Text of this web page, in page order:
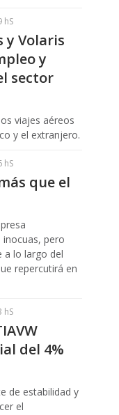
hS
y Volaris
y
sector
viajes aéreos
y el extranjero.
hS
que el
inocuas, pero
a lo largo del
repercutirá en
hS
del 4%
de estabilidad y
el